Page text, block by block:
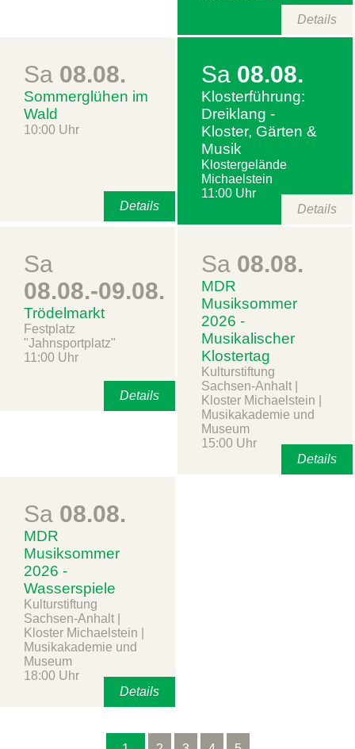
Details
Sa 08.08.
Sommerglühen im
Wald
10:00 Uhr
Details
Sa 08.08.
Klosterführung:
Dreiklang -
Kloster, Gärten &
Musik
Klostergelände
Michaelstein
11:00 Uhr
Details
Sa
08.08.-09.08.
Trödelmarkt
Festplatz
"Jahnsportplatz"
11:00 Uhr
Details
Sa 08.08.
MDR
Musiksommer
2026 -
Musikalischer
Klostertag
Kulturstiftung
Sachsen-Anhalt |
Kloster Michaelstein |
Musikakademie und
Museum
15:00 Uhr
Details
Sa 08.08.
MDR
Musiksommer
2026 -
Wasserspiele
Kulturstiftung
Sachsen-Anhalt |
Kloster Michaelstein |
Musikakademie und
Museum
18:00 Uhr
Details